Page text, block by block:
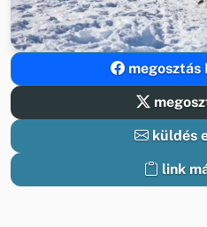
megosztás
küldés
link